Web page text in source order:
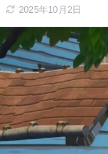
2025年10月2日